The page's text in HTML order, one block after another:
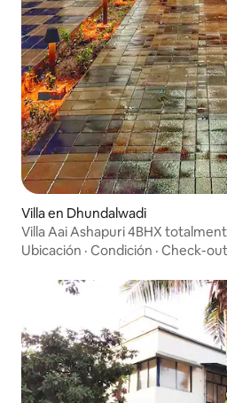
Villa en Dhundalwadi
Villa Aai Ashapuri 4BHX
Ubicación · Condición · Check-out